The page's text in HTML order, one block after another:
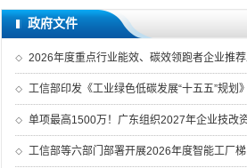
政府文件
2026年度重点行业能效、碳效领跑者企业推
工信部印发《工业绿色低碳发展“十五五”规划
单项最高1500万！广东组织2027年企业技改
工信部等六部门部署开展2026年度智能工厂